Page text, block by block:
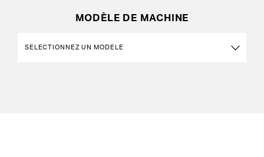
MODÈLE DE MACHINE